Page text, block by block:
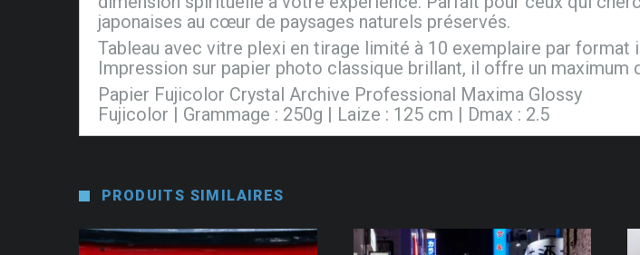
japonaises au cœur de paysages naturels préservés.
Tableau avec vitre plexi en tirage limité à 10 exemplaire par format
Impression sur papier photo classique brillant, il offre un maximum
Papier Fujicolor Crystal Archive Professional Maxima Glossy
Fujicolor | Grammage : 250g | Laize : 125 cm | Dmax : 2.5
PRODUITS SIMILAIRES